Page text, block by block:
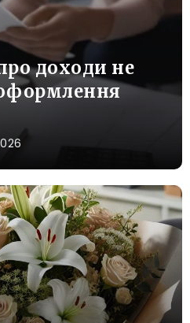
доходи не